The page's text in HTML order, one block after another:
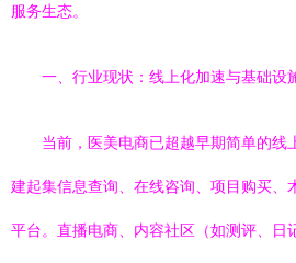
服务生态。
一、行业现状：线上化加速与基础设
当前，医美电商已超越早期简单的线
建起集信息查询、在线咨询、项目购买、
平台。直播电商、内容社区（如测评、日